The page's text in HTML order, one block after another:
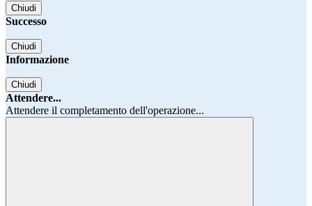
Chiudi
Successo
Chiudi
Informazione
Chiudi
Attendere...
Attendere il completamento dell'operazione...